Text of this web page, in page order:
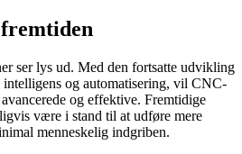
ser lys ud. Med den fortsatte udvikling
og automatisering, vil CNC-
og effektive. Fremtidige
være i stand til at udføre mere
menneskelig indgriben.